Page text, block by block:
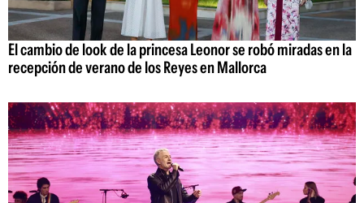
El cambio de look de la princesa Leonor se robó miradas en la
recepción de verano de los Reyes en Mallorca